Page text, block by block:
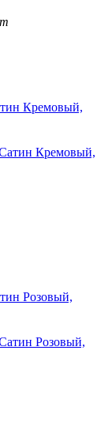
Кремовый,
Розовый,